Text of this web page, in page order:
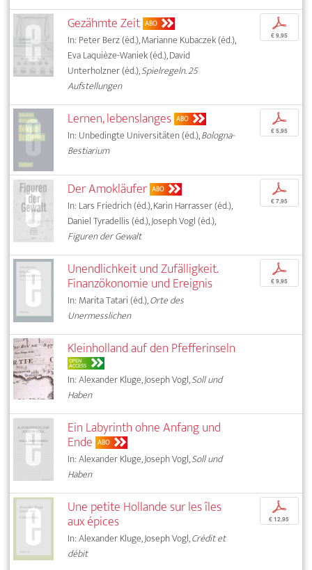
Gezähmte Zeit ABO
In: Peter Berz (éd.), Marianne Kubaczek (éd.),
Eva Laquièze-Waniek (éd.), David
Unterholzner (éd.),Spielregeln. 25
Aufstellungen
p
€ 9,95
Lernen, lebenslanges ABO
In: Unbedingte Universitäten (éd.),Bologna-
Bestiarium
p
€ 5,95
Der Amokläufer ABO
In: Lars Friedrich (éd.), Karin Harrasser (éd.),
Daniel Tyradellis (éd.), Joseph Vogl (éd.),
Figuren der Gewalt
p
€ 7,95
Unendlichkeit und Zufälligkeit.
Finanzökonomie und Ereignis
In: Marita Tatari (éd.),Orte des
Unermesslichen
p
€ 9,95
Kleinholland auf den Pfefferinseln
OPEN
ACCESS
In: Alexander Kluge, Joseph Vogl,Soll und
Haben
Ein Labyrinth ohne Anfang und
Ende ABO
In: Alexander Kluge, Joseph Vogl,Soll und
Haben
Une petite Hollande sur les îles
aux épices
In: Alexander Kluge, Joseph Vogl,Crédit et
débit
p
€ 12,95